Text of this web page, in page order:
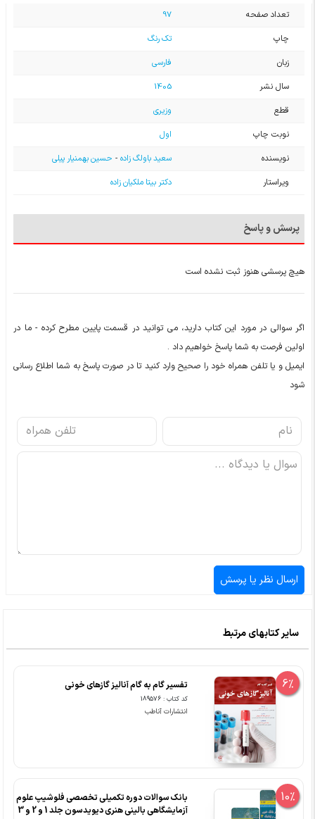
تعداد صفحه
97
چاپ
تک رنگ
زبان
فارسی
سال نشر
1405
قطع
وزیری
نوبت چاپ
اول
نویسنده
سعید باولگ زاده- حسین بهمنیار پیلی
ویراستار
دکتر بیتا ملکیان زاده
پرسش و پاسخ
هیچ پرسشی هنوز ثبت نشده است
اگر سوالی در مورد این کتاب دارید، می توانید در قسمت پایین مطرح کرده - ما در
اولین فرصت به شما پاسخ خواهیم داد .
ایمیل و یا تلفن همراه خود را صحیح وارد کنید تا در صورت پاسخ به شما اطلاع رسانی
شود
سایر کتابهای مرتبط
6% تفسیر گام به گام آنالیز گازهای خونی
کد کتاب : 189576
انتشارات آناطب
10%
بانک سوالات دوره تکمیلی تخصصی فلوشیپ علوم
آزمایشگاهی بالینی هنری دیویدسون جلد 1 و 2 و 3